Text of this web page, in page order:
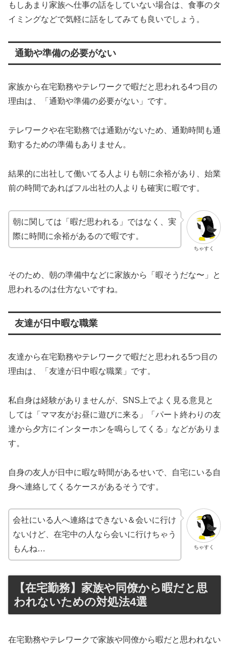
もしあまり家族へ仕事の話をしていない場合は、食事のタ
イミングなどで気軽に話をしてみても良いでしょう。
通勤や準備の必要がない
家族から在宅勤務やテレワークで暇だと思われる4つ目の
理由は、「通勤や準備の必要がない」です。
テレワークや在宅勤務では通勤がないため、通勤時間も通
勤するための準備もありません。
結果的に出社して働いてる人よりも朝に余裕があり、始業
前の時間であればフル出社の人よりも確実に暇です。
ちゃすく
朝に関しては「暇だ思われる」ではなく、実
際に時間に余裕があるので暇です。
そのため、朝の準備中などに家族から「暇そうだな〜」と
思われるのは仕方ないですね。
友達が日中暇な職業
友達から在宅勤務やテレワークで暇だと思われる5つ目の
理由は、「友達が日中暇な職業」です。
私自身は経験がありませんが、SNS上でよく見る意見と
しては「ママ友がお昼に遊びに来る」「パート終わりの友
達から夕方にインターホンを鳴らしてくる」などがありま
す。
自身の友人が日中に暇な時間があるせいで、自宅にいる自
身へ連絡してくるケースがあるそうです。
ちゃすく
会社にいる人へ連絡はできない＆会いに行け
ないけど、在宅中の人なら会いに行けちゃう
もんね…
【在宅勤務】家族や同僚から暇だと思
われないための対処法4選
在宅勤務やテレワークで家族や同僚から暇だと思われない